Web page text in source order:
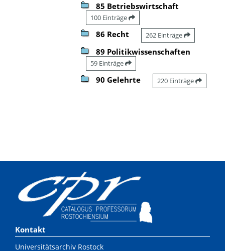
85 Betriebswirtschaft
100 Einträge
86 Recht 262 Einträge
89 Politikwissenschaften
59 Einträge
90 Gelehrte 220 Einträge
Kontakt
Universitätsarchiv Rostock